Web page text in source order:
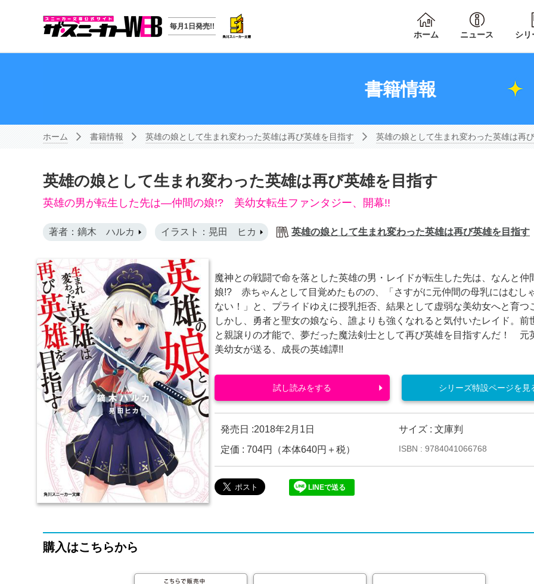
毎月1日発売!!
ホーム ニュース シリ
書籍情報
ホーム 書籍情報 英雄の娘として生まれ変わった英雄は再び英雄を目指す 英雄の娘として生まれ変わった英雄は再
英雄の娘として生まれ変わった英雄は再び英雄を目指す
英雄の男が転生した先は―仲間の娘!? 美幼女転生ファンタジー、開幕!!
著者：鏑木 ハルカ イラスト：晃田 ヒカ 英雄の娘として生まれ変わった英雄は再び英雄を目指す
魔神との戦闘で命を落とした英雄の男・レイドが転生した先は、なんと仲
娘!? 赤ちゃんとして目覚めたものの、「さすがに元仲間の母乳にはむし
ない！」と、プライドゆえに授乳拒否、結果として虚弱な美幼女へと育つ
しかし、勇者と聖女の娘なら、誰よりも強くなれると気付いたレイド。前
と親譲りの才能で、夢だった魔法剣士として再び英雄を目指すんだ！ 元
美幼女が送る、成長の英雄譚!!
発売日 :2018年2月1日
サイズ : 文庫判
定価 : 704円（本体640円＋税）
ISBN : 9784041066768
LINEで送る
試し読みをする シリーズ特設ページを見
購入はこちらから